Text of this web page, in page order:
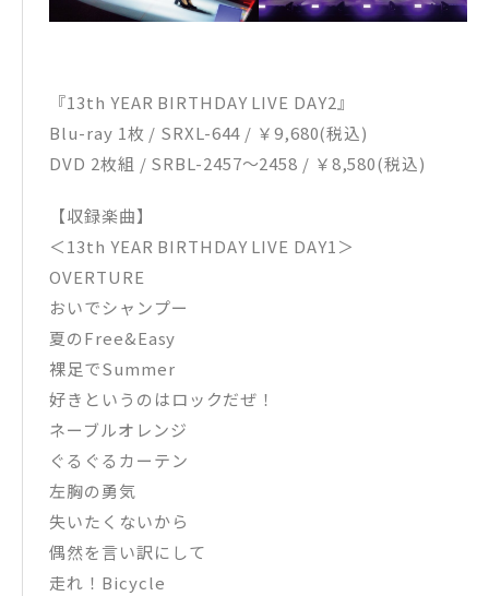
『13th YEAR BIRTHDAY LIVE DAY2』
Blu-ray 1枚 / SRXL-644 / ￥9,680(税込)
DVD 2枚組 / SRBL-2457～2458 / ￥8,580(税込)
【収録楽曲】
＜13th YEAR BIRTHDAY LIVE DAY1＞
OVERTURE
おいでシャンプー
夏のFree&Easy
裸足でSummer
好きというのはロックだぜ！
ネーブルオレンジ
ぐるぐるカーテン
左胸の勇気
失いたくないから
偶然を言い訳にして
走れ！Bicycle